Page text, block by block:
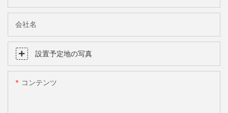
会社名
設置予定地の写真
コンテンツ